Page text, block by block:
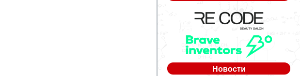
Новости